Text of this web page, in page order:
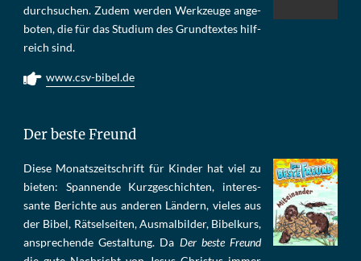
durch­su­chen. Zu­dem wer­den Werk­zeu­ge an­ge­
bo­ten, die für das Stu­di­um des Grund­tex­tes hilf­
reich sind.
www.csv-bibel.de
Der beste Freund
Die­se Mo­nats­zeit­schrift für Kin­der hat viel zu
bie­ten: Span­nen­de Kurz­ge­schich­ten, in­te­res­
san­te Be­rich­te aus an­de­ren Län­dern, vie­les aus
der Bi­bel, Rät­sel­sei­ten, Aus­mal­bil­der, Bi­bel­kurs,
an­sprech­ende Ge­stal­tung. Da Der beste Freund